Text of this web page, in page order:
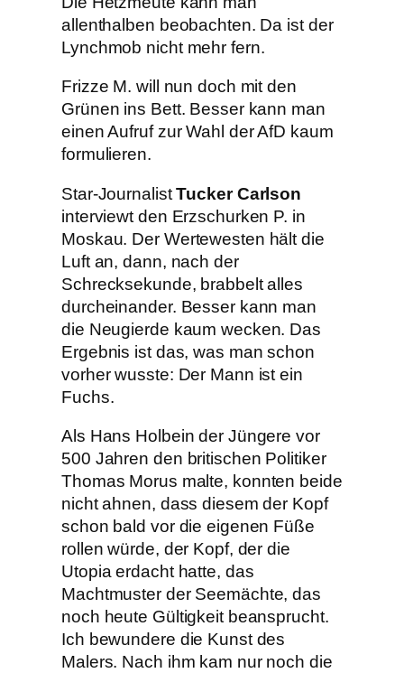
allenthalben beobachten. Da ist der
Lynchmob nicht mehr fern.
Frizze M. will nun doch mit den
Grünen ins Bett. Besser kann man
einen Aufruf zur Wahl der AfD kaum
formulieren.
Star-JournalistTucker Carlson
interviewt den Erzschurken P. in
Moskau. Der Wertewesten hält die
Luft an, dann, nach der
Schrecksekunde, brabbelt alles
durcheinander. Besser kann man
die Neugierde kaum wecken. Das
Ergebnis ist das, was man schon
vorher wusste: Der Mann ist ein
Fuchs.
Als Hans Holbein der Jüngere vor
500 Jahren den britischen Politiker
Thomas Morus malte, konnten beide
nicht ahnen, dass diesem der Kopf
schon bald vor die eigenen Füße
rollen würde, der Kopf, der die
Utopia erdacht hatte, das
Machtmuster der Seemächte, das
noch heute Gültigkeit beansprucht.
Ich bewundere die Kunst des
Malers. Nach ihm kam nur noch die